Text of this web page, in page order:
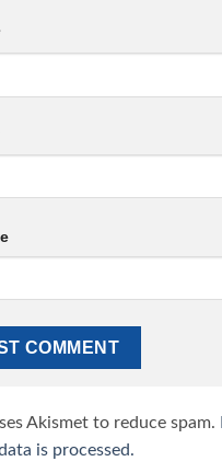
Akismet to reduce spam.
is processed.